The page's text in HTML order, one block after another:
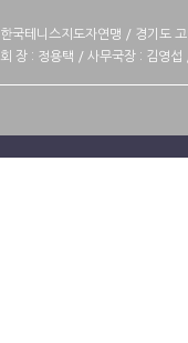
한국테니스지도자연맹 / 경기도
회 장 : 정용택 / 사무국장 : 김영